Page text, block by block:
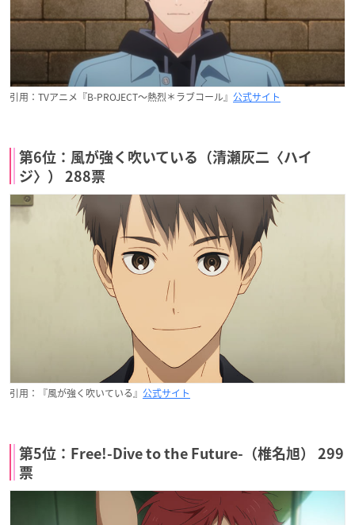
引用：TVアニメ『B-PROJECT～熱烈＊ラブコール』 公式サイト
第6位：風が強く吹いている（清瀬灰二〈ハイ
ジ〉） 288票
引用：『風が強く吹いている』 公式サイト
第5位：Free!-Dive to the Future-（椎名旭） 299
票